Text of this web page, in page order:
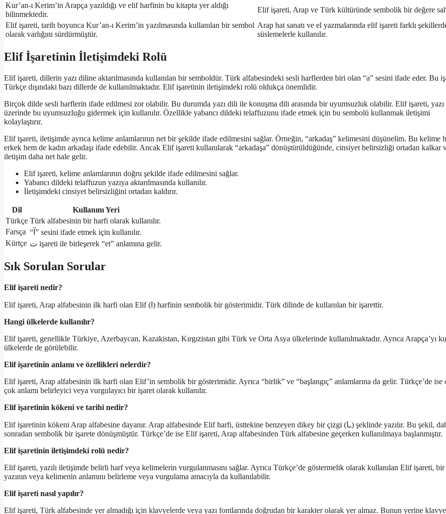
Kur’an-ı Kerim’in Arapça yazıldığı ve elif harfinin bu kitapta yer aldığı
bilinmektedir.
Elif işareti, Arap ve Türk kültüründe sembolik bir değere
Elif işareti, tarih boyunca Kur’an-ı Kerim’in yazılmasında kullanılan bir sembol
olarak varlığını sürdürmüştür.
Arap hat sanatı ve el yazmalarında elif işareti farklı
süslemelerle kullanılır.
Elif İşaretinin İletişimdeki Rolü
Elif işareti, dillerin yazı diline aktarılmasında kullanılan bir semboldür. Türk alfabesindeki sesli harflerden biri olan “a” sesini ifade eder. Bu
Türkçe dışındaki bazı dillerde de kullanılmaktadır. Elif işaretinin iletişimdeki rolü oldukça önemlidir.
Birçok dilde sesli harflerin ifade edilmesi zor olabilir. Bu durumda yazı dili ile konuşma dili arasında bir uyumsuzluk olabilir. Elif işareti,
üzerinde bu uyumsuzluğu gidermek için kullanılır. Özellikle yabancı dildeki telaffuzunu ifade etmek için bu sembolü kullanmak iletişimi
kolaylaştırır.
Elif işareti, iletişimde ayrıca kelime anlamlarının net bir şekilde ifade edilmesini sağlar. Örneğin, “arkadaş” kelimesini düşünelim. Bu kelime
erkek hem de kadın arkadaşı ifade edebilir. Ancak Elif işareti kullanılarak “arkadaşa” dönüştürüldüğünde, cinsiyet belirsizliği ortadan kalkar
iletişim daha net hale gelir.
Elif işareti, kelime anlamlarının doğru şekilde ifade edilmesini sağlar.
Yabancı dildeki telaffuzun yazıya aktarılmasında kullanılır.
İletişimdeki cinsiyet belirsizliğini ortadan kaldırır.
Dil
Kullanım Yeri
Türkçe Türk alfabesinin bir harfi olarak kullanılır.
Farsça
“آ” sesini ifade etmek için kullanılır.
Kürtçe
ت işareti ile birleşerek “et” anlamına gelir.
Sık Sorulan Sorular
Elif işareti nedir?
Elif işareti, Arap alfabesinin ilk harfi olan Elif (ا) harfinin sembolik bir gösterimidir. Türk dilinde de kullanılan bir işarettir.
Hangi ülkelerde kullanılır?
Elif işareti, genellikle Türkiye, Azerbaycan, Kazakistan, Kırgızistan gibi Türk ve Orta Asya ülkelerinde kullanılmaktadır. Ayrıca Arapça’yı
ülkelerde de görülebilir.
Elif işaretinin anlamı ve özellikleri nelerdir?
Elif işareti, Arap alfabesinin ilk harfi olan Elif’in sembolik bir gösterimidir. Ayrıca “birlik” ve “başlangıç” anlamlarına da gelir. Türkçe’de ise
çok anlamı belirleyici veya vurgulayıcı bir işaret olarak kullanılır.
Elif işaretinin kökeni ve tarihi nedir?
Elif işaretinin kökeni Arap alfabesine dayanır. Arap alfabesinde Elif harfi, üsttekine benzeyen dikey bir çizgi (ـا) şeklinde yazılır. Bu şekil, daha
sonradan sembolik bir işarete dönüşmüştür. Türkçe’de ise Elif işareti, Arap alfabesinden Türk alfabesine geçerken kullanılmaya başlanmıştır.
Elif işaretinin iletişimdeki rolü nedir?
Elif işareti, yazılı iletişimde belirli harf veya kelimelerin vurgulanmasını sağlar. Ayrıca Türkçe’de göstermelik olarak kullanılan Elif işareti, bir
yazının veya kelimenin anlamını belirleme veya vurgulama amacıyla da kullanılabilir.
Elif işareti nasıl yapılır?
Elif işareti, Türk alfabesinde yer almadığı için klavyelerde veya yazı fontlarında doğrudan bir karakter olarak yer almaz. Bunun yerine